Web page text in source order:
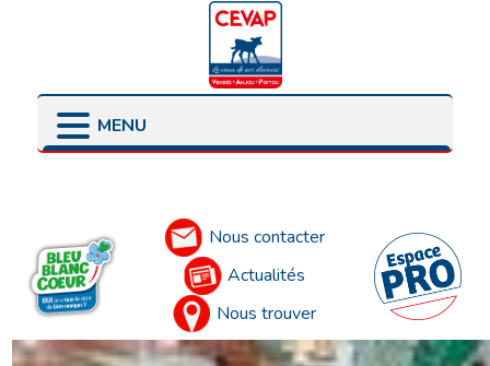
MENU
Nous contacter
Actualités
Nous trouver